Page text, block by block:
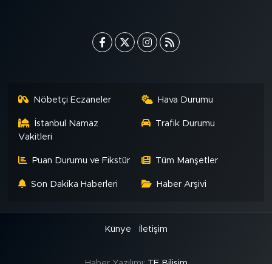
Nöbetçi Eczaneler Hava Durumu
İstanbul Namaz
Vakitleri
Trafik Durumu
Puan Durumu ve Fikstür Tüm Manşetler
Son Dakika Haberleri Haber Arşivi
Künye İletişim